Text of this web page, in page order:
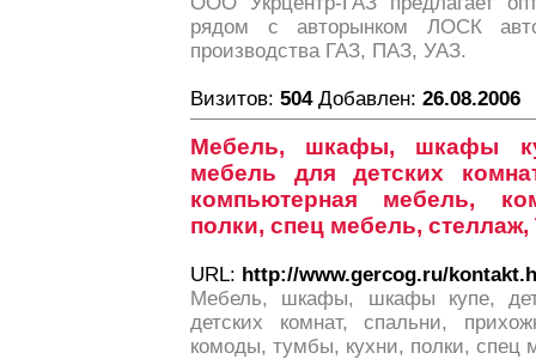
рядом с авторынком ЛОСК
производства ГАЗ, ПАЗ, УАЗ.
Визитов: 504Добавлен: 26.08.2006
Мебель, шкафы, шкафы
мебель для детских
компьютерная мебель,
полки, спец мебель, стеллаж,
URL: http://www.gercog.ru/
Мебель, шкафы, шкафы купе,
детских комнат, спальни,
комоды, тумбы, кухни, полки, спец